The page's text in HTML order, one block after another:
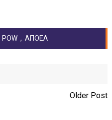
POW , ΑΠΟΕΛ
Older Post